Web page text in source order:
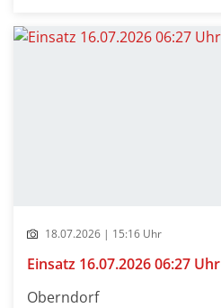
18.07.2026 | 15:16 Uhr
Einsatz 16.07.2026 06:27 Uhr
Oberndorf